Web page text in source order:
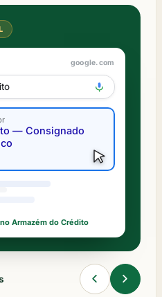
google.com
— Consignado
★★★★★
taxa bem melhor que a do
explicaram tudo direitinho."
Armazém do Crédito